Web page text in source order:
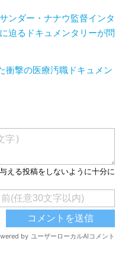
ンダー・ナナウ監督インタ
迫るドキュメンタリーが問
衝撃の医療汚職ドキュメン